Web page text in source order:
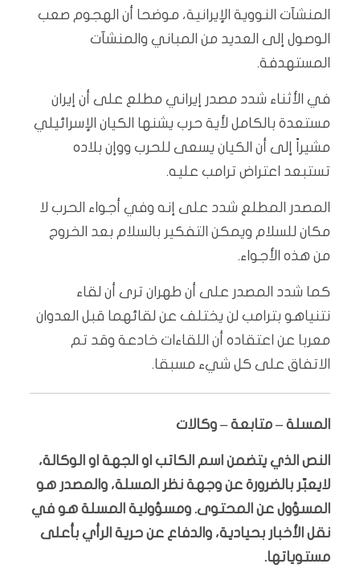
المنشآت النووية الإيرانية، موضحا أن الهجوم صعب
الوصول إلى العديد من المباني والمنشآت
المستهدفة.
في الأثناء شدد مصدر إيراني مطلع على أن إيران
مستعدة بالكامل لأية حرب يشنها الكيان الإسرائيلي
مشيراً إلى أن الكيان يسعى للحرب ووإن بلاده
تستبعد اعتراض ترامب عليه.
المصدر المطلع شدد على إنه وفي أجواء الحرب لا
مكان للسلام ويمكن التفكير بالسلام بعد الخروج
من هذه الأجواء.
كما شدد المصدر على أن طهران ترى أن لقاء
نتنياهو بترامب لن يختلف عن لقائهما قبل العدوان
معربا عن اعتقاده أن اللقاءات خادعة وقد تم
الاتفاق على كل شيء مسبقا.
المسلة – متابعة – وكالات
النص الذي يتضمن اسم الكاتب او الجهة او الوكالة،
لايعبّر بالضرورة عن وجهة نظر المسلة، والمصدر هو
المسؤول عن المحتوى. ومسؤولية المسلة هو في
نقل الأخبار بحيادية، والدفاع عن حرية الرأي بأعلى
مستوياتها.